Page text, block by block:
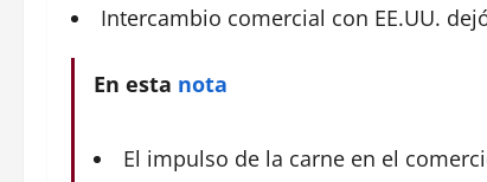
Intercambio comercial con EE.UU.
En esta nota
El impulso de la carne en el